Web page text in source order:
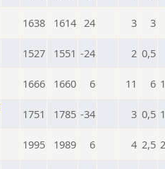
1638 1614 24 3 3
1527 1551 -24 2 0,5
1666 1660 6 11 6
1751 1785 -34 3 0,5
1995 1989 6 4 2,5